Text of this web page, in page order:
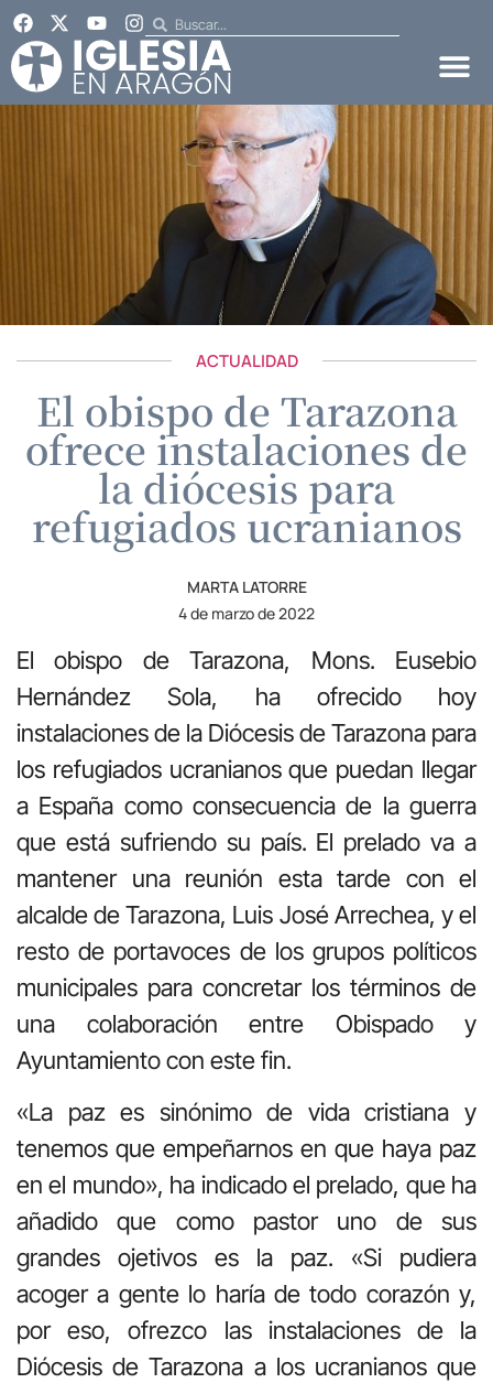
ACTUALIDAD
El obispo de Tarazona
ofrece instalaciones de
la diócesis para
refugiados ucranianos
MARTA LATORRE
4 de marzo de 2022
El obispo de Tarazona, Mons. Eusebio
Hernández Sola, ha ofrecido hoy
instalaciones de la Diócesis de Tarazona para
los refugiados ucranianos que puedan llegar
a España como consecuencia de la guerra
que está sufriendo su país. El prelado va a
mantener una reunión esta tarde con el
alcalde de Tarazona, Luis José Arrechea, y el
resto de portavoces de los grupos políticos
municipales para concretar los términos de
una colaboración entre Obispado y
Ayuntamiento con este fin.
«La paz es sinónimo de vida cristiana y
tenemos que empeñarnos en que haya paz
en el mundo», ha indicado el prelado, que ha
añadido que como pastor uno de sus
grandes ojetivos es la paz. «Si pudiera
acoger a gente lo haría de todo corazón y,
por eso, ofrezco las instalaciones de la
Diócesis de Tarazona a los ucranianos que